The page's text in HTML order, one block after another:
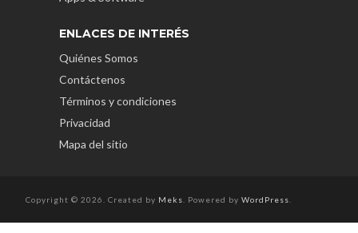
ENLACES DE INTERÉS
Quiénes Somos
Contáctenos
Términos y condiciones
Privacidad
Mapa del sitio
Copyright © 2026. Created by Meks . Powered by WordPress